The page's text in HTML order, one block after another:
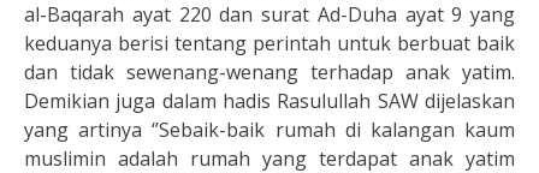
al-Baqarah ayat 220 dan surat Ad-Duha ayat 9 yang
keduanya berisi tentang perintah untuk berbuat baik
dan tidak sewenang-wenang terhadap anak yatim.
Demikian juga dalam hadis Rasulullah SAW dijelaskan
yang artinya ‘’Sebaik-baik rumah di kalangan kaum
muslimin adalah rumah yang terdapat anak yatim